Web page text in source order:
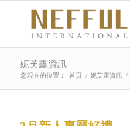
妮芙露資訊
您現在的位置： 首頁 / 妮芙露資訊 /